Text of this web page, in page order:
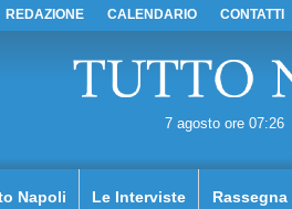
REDAZIONE CALENDARIO CONTATTI
7 agosto ore 07:26
Napoli Le Interviste Rassegna